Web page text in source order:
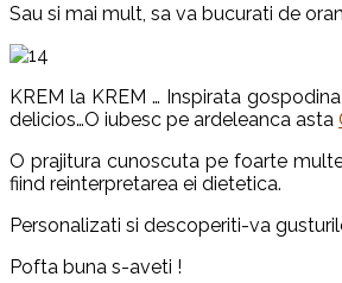
Sau si mai mult, sa va bucurati de
KREM la KREM … Inspirata
delicios…O iubesc pe ardeleanca asta
O prajitura cunoscuta pe foarte
fiind reinterpretarea ei dietetica.
Personalizati si descoperiti-va
Pofta buna s-aveti !